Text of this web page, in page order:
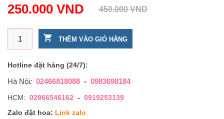
450.000VND
250.000 VND
Bát hoa nhỏ để bàn – Đẹp Cách Riêng số lượng
THÊM VÀO GIỎ HÀNG
Hotline đặt hàng (24/7):
Hà Nội: 02466818088 - 0983698184
HCM: 02866546162 - 0919253139
Zalo đặt hoa: Link zalo